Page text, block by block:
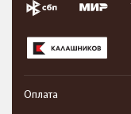
Оплата